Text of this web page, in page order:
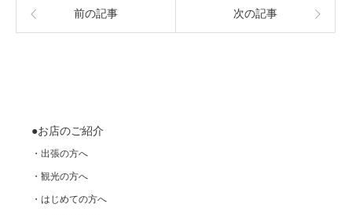
前の記事 次の記事
●お店のご紹介
・出張の方へ
・観光の方へ
・はじめての方へ